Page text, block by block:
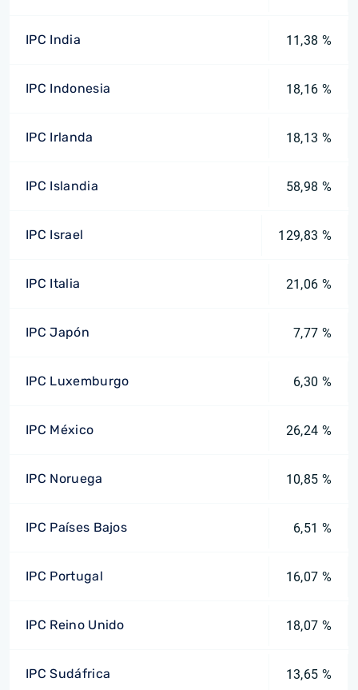
IPC India 11,38 %
IPC Indonesia 18,16 %
IPC Irlanda 18,13 %
IPC Islandia 58,98 %
IPC Israel 129,83 %
IPC Italia 21,06 %
IPC Japón 7,77 %
IPC Luxemburgo 6,30 %
IPC México 26,24 %
IPC Noruega 10,85 %
IPC Países Bajos 6,51 %
IPC Portugal 16,07 %
IPC Reino Unido 18,07 %
IPC Sudáfrica 13,65 %